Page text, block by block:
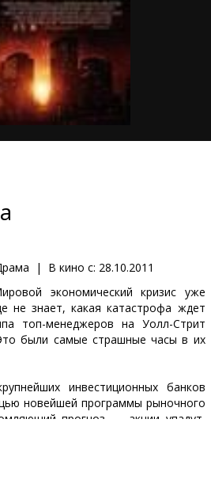
| В кино с: 28.10.2011
экономический кризис уже
не знает, какая катастрофа ждет
топ-менеджеров на Уолл-Стрит
были самые страшные часы в их
инвестиционных банков
новейшей программы рыночного
прогноз — акции упадут,
все. Утром следующего дня он